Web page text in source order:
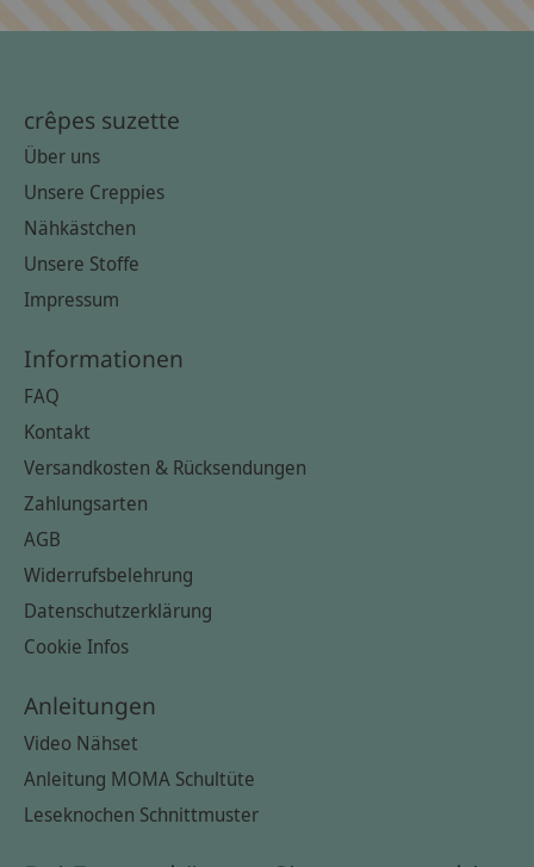
crêpes suzette
Über uns
Unsere Creppies
Nähkästchen
Unsere Stoffe
Impressum
Informationen
FAQ
Kontakt
Versandkosten & Rücksendungen
Zahlungsarten
AGB
Widerrufsbelehrung
Datenschutzerklärung
Cookie Infos
Anleitungen
Video Nähset
Anleitung MOMA Schultüte
Leseknochen Schnittmuster